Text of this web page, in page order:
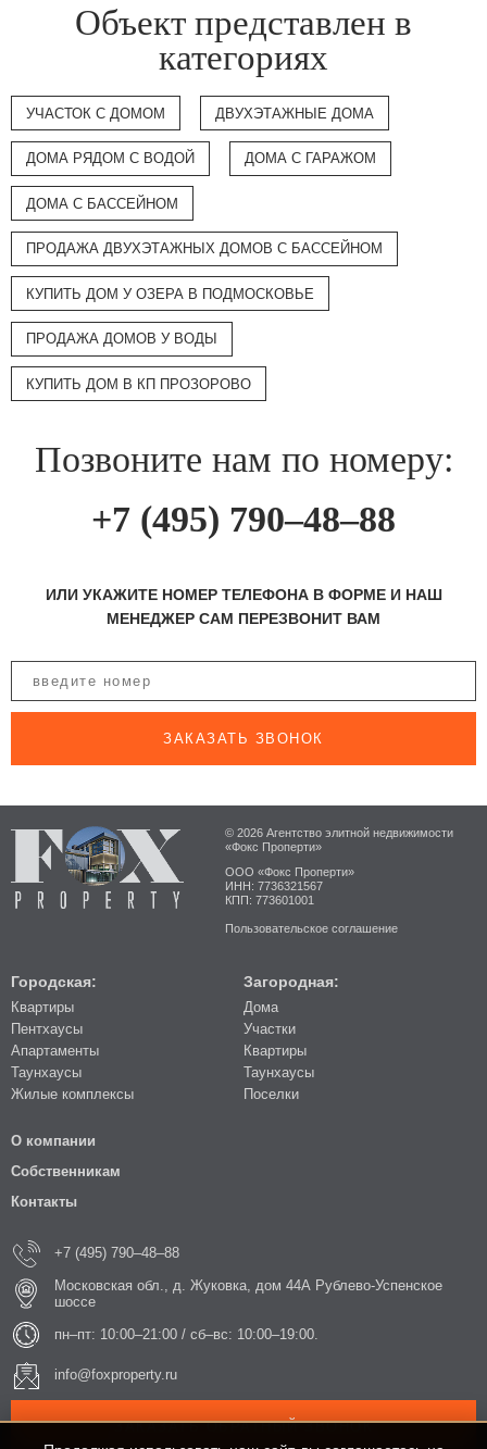
Объект представлен в
категориях
УЧАСТОК С ДОМОМ ДВУХЭТАЖНЫЕ ДОМА
ДОМА РЯДОМ С ВОДОЙ ДОМА С ГАРАЖОМ
ДОМА С БАССЕЙНОМ
ПРОДАЖА ДВУХЭТАЖНЫХ ДОМОВ С БАССЕЙНОМ
КУПИТЬ ДОМ У ОЗЕРА В ПОДМОСКОВЬЕ
ПРОДАЖА ДОМОВ У ВОДЫ
КУПИТЬ ДОМ В КП ПРОЗОРОВО
Позвоните нам по номеру:
+7 (495) 790–48–88
ИЛИ УКАЖИТЕ НОМЕР ТЕЛЕФОНА В ФОРМЕ И НАШ
МЕНЕДЖЕР САМ ПЕРЕЗВОНИТ ВАМ
ЗАКАЗАТЬ ЗВОНОК
© 2026 Агентство элитной недвижимости
«Фокс Проперти»
ООО «Фокс Проперти»
ИНН: 7736321567
КПП: 773601001
Пользовательское соглашение
Городская:
Квартиры
Пентхаусы
Апартаменты
Таунхаусы
Жилые комплексы
Загородная:
Дома
Участки
Квартиры
Таунхаусы
Поселки
О компании
Собственникам
Контакты
+7 (495) 790–48–88
Московская обл., д. Жуковка, дом 44А Рублево-Успенское
шоссе
пн–пт: 10:00–21:00 / сб–вс: 10:00–19:00.
info@foxproperty.ru
ЗАКАЗАТЬ ОБРАТНЫЙ ЗВОНОК